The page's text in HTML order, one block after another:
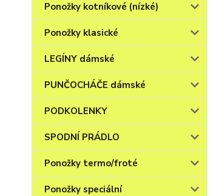
Ponožky kotníkové (nízké)
Ponožky klasické
LEGÍNY dámské
PUNČOCHÁČE dámské
PODKOLENKY
SPODNÍ PRÁDLO
Ponožky termo/froté
Ponožky speciální